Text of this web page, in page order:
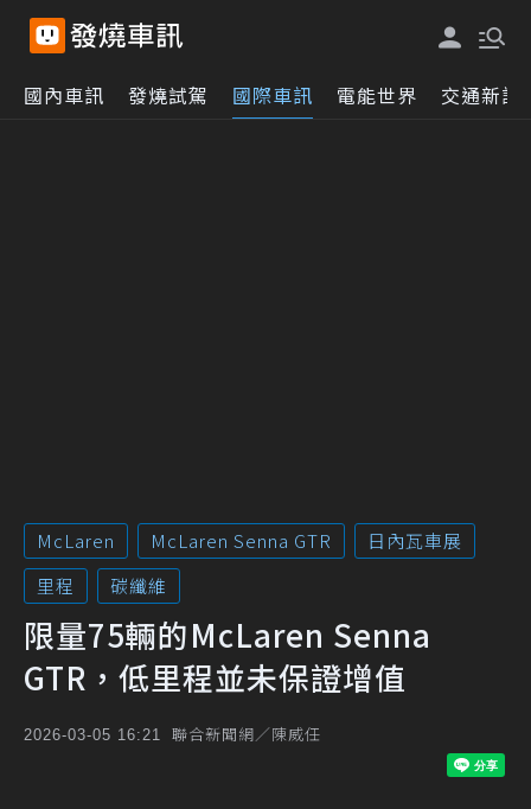
國內車訊 發燒試駕 國際車訊 電能世界 交通新訊
McLaren McLaren Senna GTR
日內瓦車展
里程
碳纖維
限量75輛的McLaren Senna
GTR，低里程並未保證增值
2026-03-05 16:21 聯合新聞網／陳威任